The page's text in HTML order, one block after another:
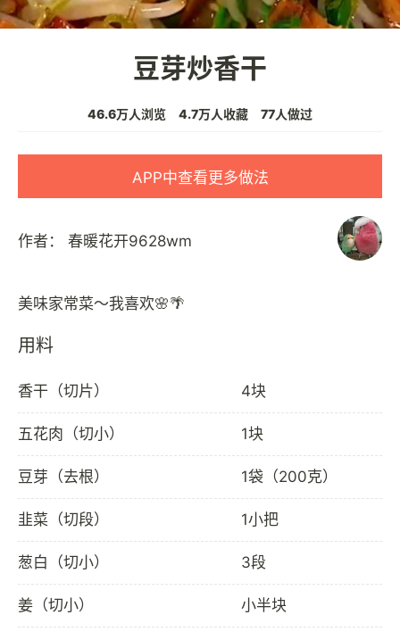
豆芽炒香干
46.6万人浏览 4.7万人收藏 77人做过
APP中查看更多做法
作者： 春暖花开9628wm
用料
香干（切片） 4块
五花肉（切小） 1块
豆芽（去根） 1袋（200克）
韭菜（切段） 1小把
葱白（切小） 3段
姜（切小） 小半块